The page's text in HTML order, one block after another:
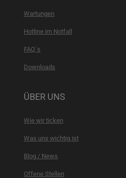
Wartungen
Hotline im Notfall
FAQ´s
Downloads
ÜBER UNS
Wie wir ticken
Was uns wichtig ist
Blog / News
Offene Stellen